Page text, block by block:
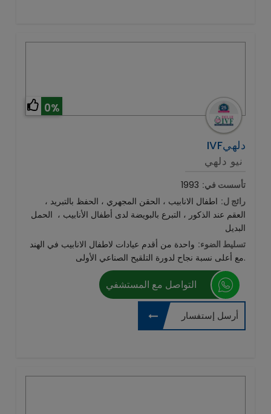
0%
IVFدلهي
نيو دلهي
تأسست في: 1993
رائج ل: اطفال الانابيب ، الحقن المجهري ، الحفظ بالتبريد ،
العقم عند الذكور ، التبرع بالبويضة لدى أطفال الأنابيب ، الحمل
البديل
تسليط الضوء: واحدة من أقدم عيادات لاطفال الانابيب في الهند
مع أعلى نسبة نجاح لدورة التلقيح الصناعي الأولى.
التواصل مع المستشفي
أرسل إستفسار